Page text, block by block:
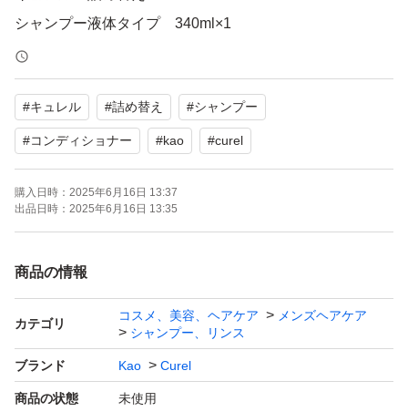
シャンプー液体タイプ 340ml×1
コンディショナー 340ml×1
商品をビニール袋で包んでから黒いビニール封筒に入れる
だけの簡易梱包となります。輸送中にパッケージに折れ曲
りなどのダメージが生ずる可能性もありますので細かいこ
とが気になる方は購入をご遠慮ください。
らない場合は持ち帰りとなりますので不在票の案内を確認
の上再配達の依頼をお願いします。
発送の目安(発送日の指定は受付しておりません)
#キュレル #詰め替え #シャンプー
#コンディショナー #kao #curel
購入日時： 2025年6月16日 13:37
出品日時： 2025年6月16日 13:35
商品の情報
カテゴリ
コスメ、美容、ヘアケア
メンズヘアケア
シャンプー、リンス
ブランド Kao Curel
商品の状態 未使用